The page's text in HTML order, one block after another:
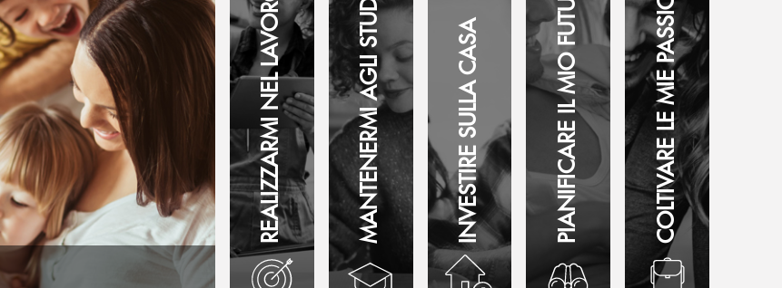
REALIZZARMI NEL LAVORO MANTENERMI AGLI STUDI INVESTIRE SULLA CASA PIANIFICARE IL MIO FUTURO COLTIVARE LE MIE PASSIONI